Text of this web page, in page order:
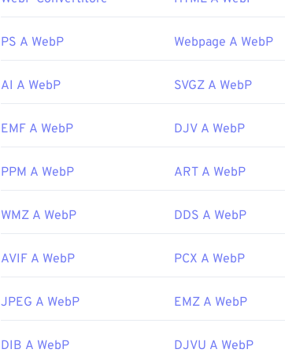
le piattaforme. I file WebP si aprono
Visualizzatori gratuiti alternativi da provare sono
assicurati di installare i plugin per l'apertura di WebP.
Link utili:
Strumenti WebP correlati:
PS A WebP Webpage A WebP
AI A WebP SVGZ A WebP
EMF A WebP DJV A WebP
PPM A WebP ART A WebP
WMZ A WebP DDS A WebP
AVIF A WebP PCX A WebP
JPEG A WebP EMZ A WebP
DIB A WebP DJVU A WebP